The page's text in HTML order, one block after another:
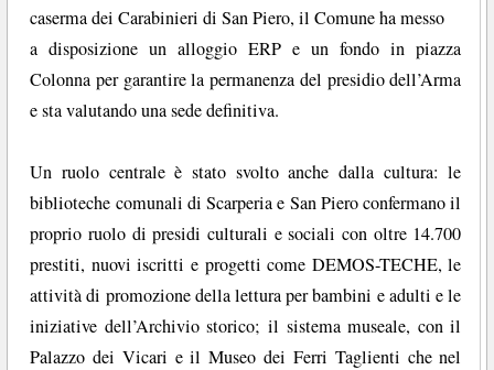
caserma dei Carabinieri di San Piero, il Comune ha messo
a disposizione un alloggio ERP e un fondo in piazza
Colonna per garantire la permanenza del presidio dell’Arma
e sta valutando una sede definitiva.
Un ruolo centrale è stato svolto anche dalla cultura: le
biblioteche comunali di Scarperia e San Piero confermano il
proprio ruolo di presidi culturali e sociali con oltre 14.700
prestiti, nuovi iscritti e progetti come DEMOS-TECHE, le
attività di promozione della lettura per bambini e adulti e le
iniziative dell’Archivio storico; il sistema museale, con il
Palazzo dei Vicari e il Museo dei Ferri Taglienti che nel